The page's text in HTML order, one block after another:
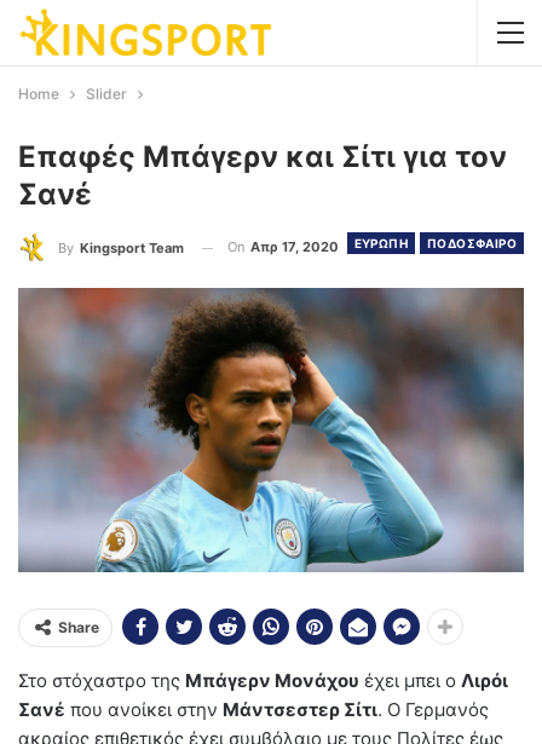
Home Slider
Επαφές Μπάγερν και Σίτι για τον
Σανέ
ΕΥΡΩΠΗ ΠΟΔΟΣΦΑΙΡΟ
By Kingsport Team On Απρ 17, 2020
Share
Στο στόχαστρο της Μπάγερν Μονάχου έχει μπει ο Λιρόι
Σανέ που ανοίκει στην Μάντσεστερ Σίτι. Ο Γερμανός
ακραίος επιθετικός έχει συμβόλαιο με τους Πολίτες έως